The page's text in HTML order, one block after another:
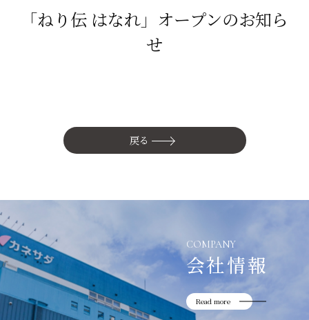
美味しい安心
商品・開発
かね貞の歴史
リニューアル中
「ねり伝 はなれ」オープンのお知ら
せ
戻る
COMPANY
会社情報
Read more